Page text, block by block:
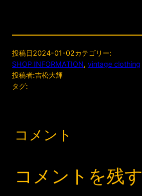
投稿日2024-01-02カテゴリー:
SHOP INFORMATION, vintage clothing
投稿者:吉松大輝
タグ:
コメント
コメントを残す